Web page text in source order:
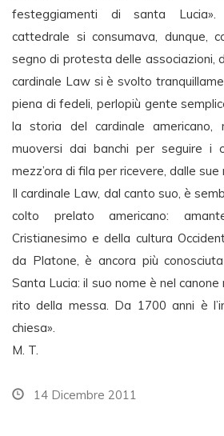
festeggiamenti di santa
cattedrale si consumava, dunque,
segno di protesta delle associazioni,
cardinale Law si è svolto
piena di fedeli, perlopiù gente
la storia del cardinale
muoversi dai banchi per seguire i
mezz’ora di fila per ricevere, dalle sue
Il cardinale Law, dal canto suo, è
colto prelato americano:
Cristianesimo e della cultura
da Platone, è ancora più
Santa Lucia: il suo nome è nel canone
rito della messa. Da 1700 anni è
chiesa».
M. T.
14 Dicembre 2011